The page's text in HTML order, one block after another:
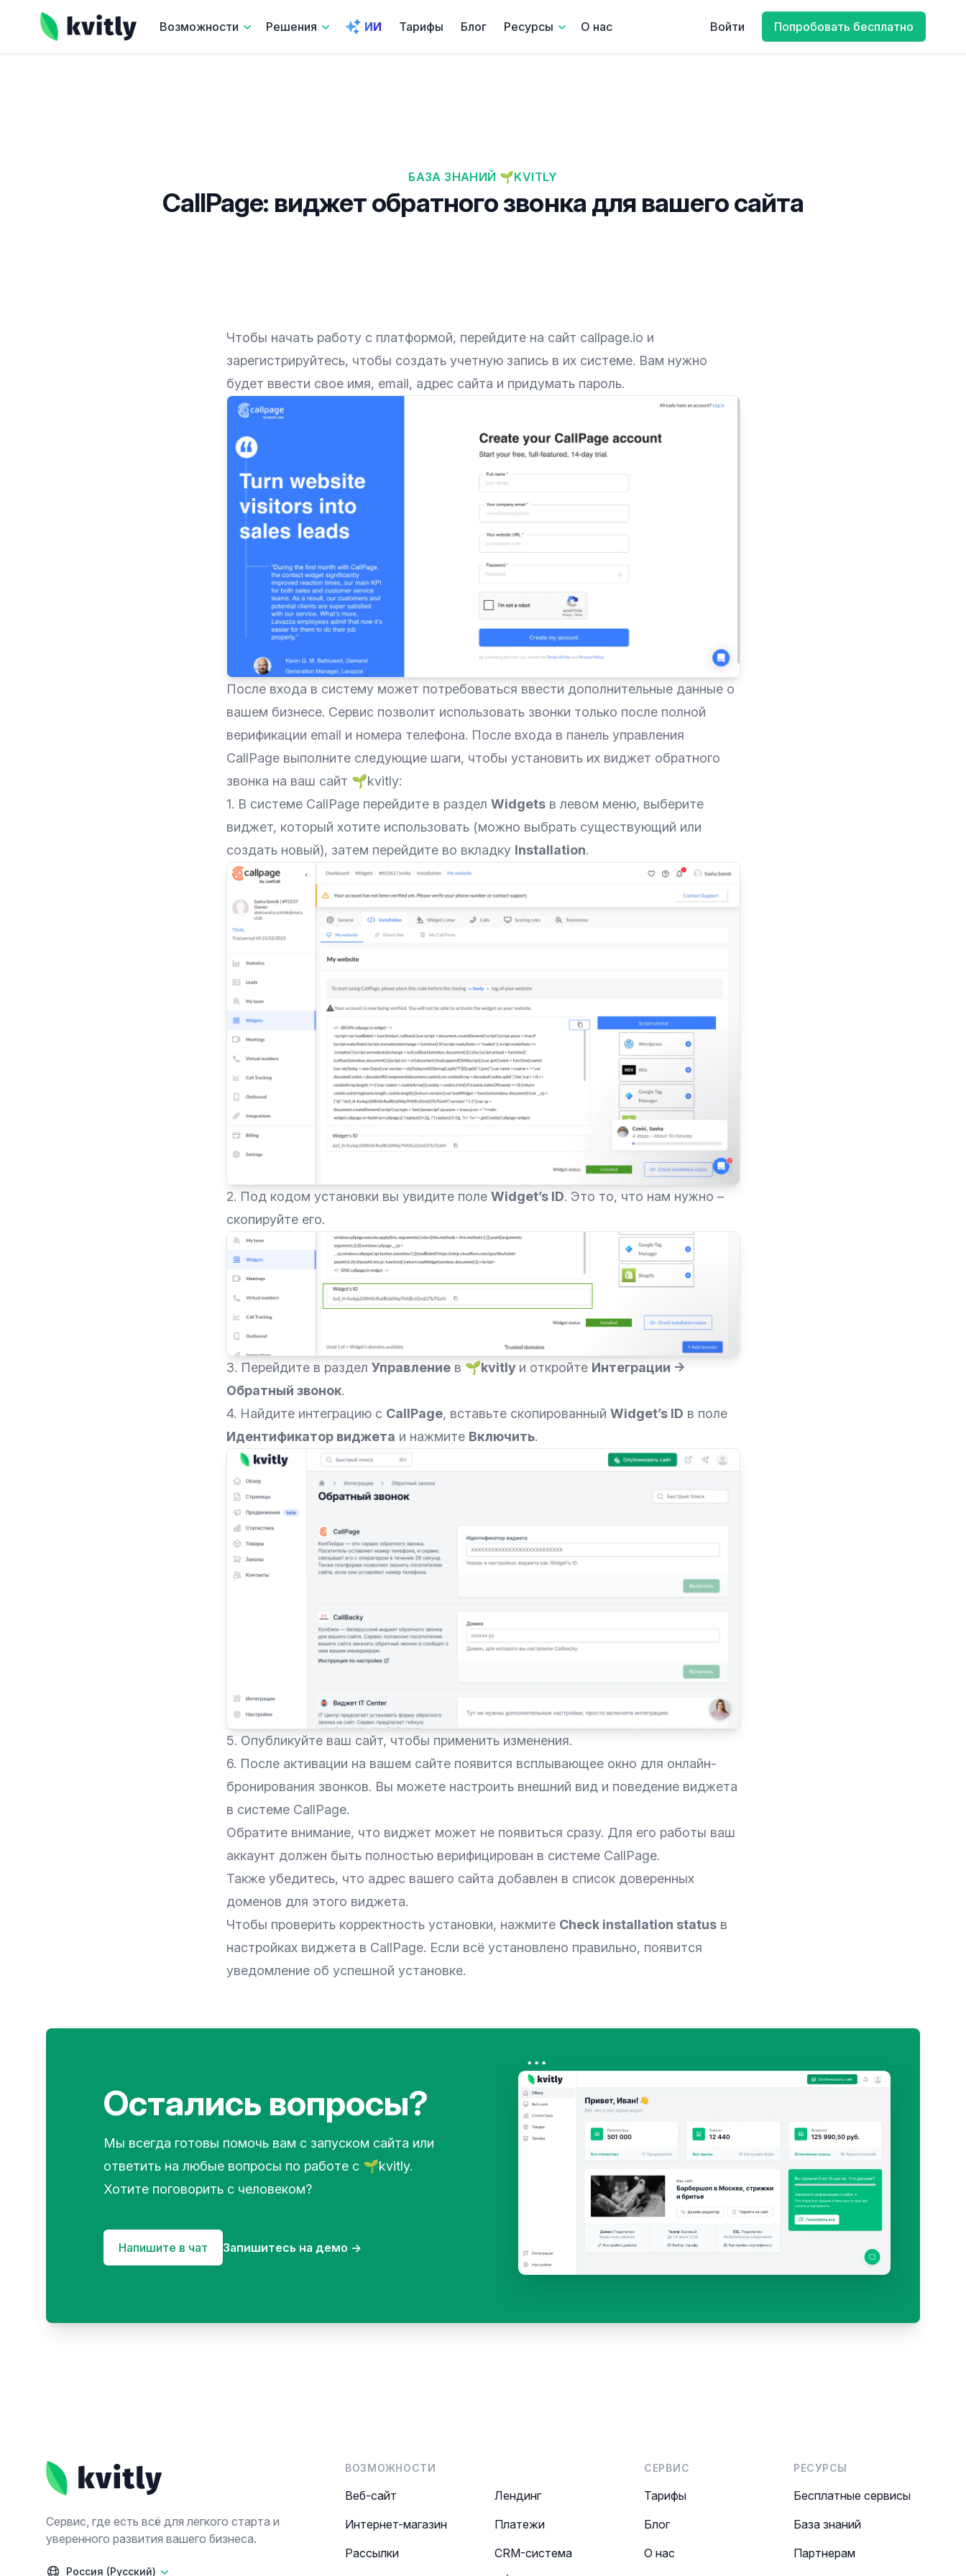
kvitly Возможности Решения ИИ Тарифы Блог Ресурсы О нас Войти Попробовать бесплатно
БАЗА ЗНАНИЙ 🌱KVITLY
CallPage: виджет обратного звонка для вашего сайта
Чтобы начать работу с платформой, перейдите на сайт callpage.io и
зарегистрируйтесь, чтобы создать учетную запись в их системе. Вам нужно
будет ввести свое имя, email, адрес сайта и придумать пароль.
После входа в систему может потребоваться ввести дополнительные данные о
вашем бизнесе. Сервис позволит использовать звонки только после полной
верификации email и номера телефона. После входа в панель управления
CallPage выполните следующие шаги, чтобы установить их виджет обратного
звонка на ваш сайт 🌱kvitly:
1. В системе CallPage перейдите в раздел Widgetsв левом меню, выберите
виджет, который хотите использовать (можно выбрать существующий или
создать новый), затем перейдите во вкладку Installation.
2. Под кодом установки вы увидите поле Widget’s ID. Это то, что нам нужно –
скопируйте его.
3. Перейдите в раздел Управлениев 🌱kvitly и откройте Интеграции →
Обратный звонок.
4. Найдите интеграцию с CallPage, вставьте скопированный Widget’s ID в поле
Идентификатор виджета и нажмите Включить.
5. Опубликуйте ваш сайт, чтобы применить изменения.
6. После активации на вашем сайте появится всплывающее окно для онлайн-
бронирования звонков. Вы можете настроить внешний вид и поведение виджета
в системе CallPage.
Обратите внимание, что виджет может не появиться сразу. Для его работы ваш
аккаунт должен быть полностью верифицирован в системе CallPage.
Также убедитесь, что адрес вашего сайта добавлен в список доверенных
доменов для этого виджета.
Чтобы проверить корректность установки, нажмите Check installation statusв
настройках виджета в CallPage. Если всё установлено правильно, появится
уведомление об успешной установке.
Остались вопросы?
Мы всегда готовы помочь вам с запуском сайта или
ответить на любые вопросы по работе с 🌱kvitly.
Хотите поговорить с человеком?
Напишите в чат Запишитесь на демо →
Сервис, где есть всё для легкого старта и
уверенного развития вашего бизнеса.
Россия (Русский)
ВОЗМОЖНОСТИ
Веб-сайт
Интернет-магазин
Рассылки
Лендинг
Платежи
CRM-система
СЕРВИС
Тарифы
Блог
О нас
РЕСУРСЫ
Бесплатные сервисы
База знаний
Партнерам